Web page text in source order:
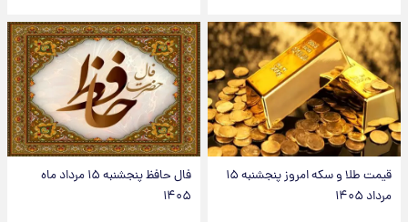
قیمت طلا و سکه امروز پنجشنبه ۱۵
مرداد ۱۴۰۵
فال حافظ پنجشنبه ۱۵ مرداد ماه
۱۴۰۵